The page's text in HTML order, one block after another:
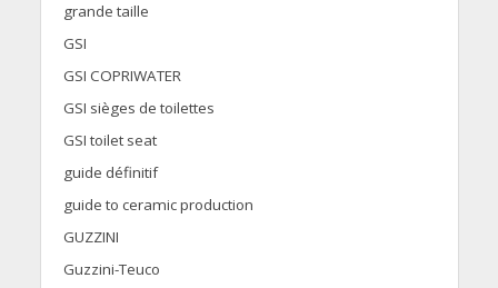
grande taille
GSI
GSI COPRIWATER
GSI sièges de toilettes
GSI toilet seat
guide définitif
guide to ceramic production
GUZZINI
Guzzini-Teuco